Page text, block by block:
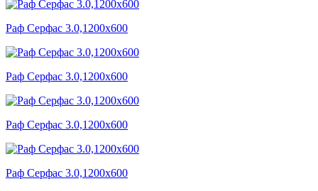
Раф Серфас 3.0,1200x600
Раф Серфас 3.0,1200x600
Раф Серфас 3.0,1200x600
Раф Серфас 3.0,1200x600